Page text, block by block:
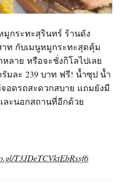
มูกระทะสุรินทร์ ร้านดัง
ท กับเมนูหมูกระทะสุดคุ้ม
ลาย หรือจะชั่งกิโลไปเลย
มละ 239 บาท ฟรี! น้ำซุป น้ำ
อดรถสะดวกสบาย แถมยังมี
ะนอกสถานที่อีกด้วย
T3JDeTCVktEbRssf6